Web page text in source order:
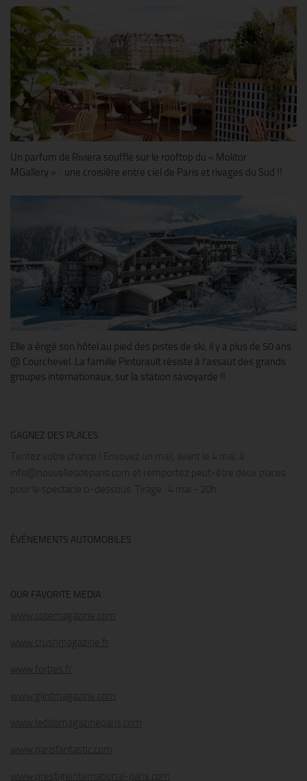
Un parfum de Riviera souffle sur le rooftop du « Molitor
MGallery » : une croisière entre ciel de Paris et rivages du Sud !!
Elle a érigé son hôtel au pied des pistes de ski, il y a plus de 50 ans
@ Courchevel. La famille Pinturault résiste à l’assaut des grands
groupes internationaux, sur la station savoyarde !!
GAGNEZ DES PLACES
Tentez votre chance ! Envoyez un mail, avant le 4 mai, à
info@nouvellesdeparis.com et remportez peut-être deux places
pour le spectacle ci-dessous. Tirage : 4 mai - 20h
ÉVÉNEMENTS AUTOMOBILES
OUR FAVORITE MEDIA
www.cotemagazine.com
www.crushmagazine.fr
www.forbes.fr
www.glintmagazine.com
www.leditomagazineparis.com
www.parisfantastic.com
www.prestigeinternational-paris.com